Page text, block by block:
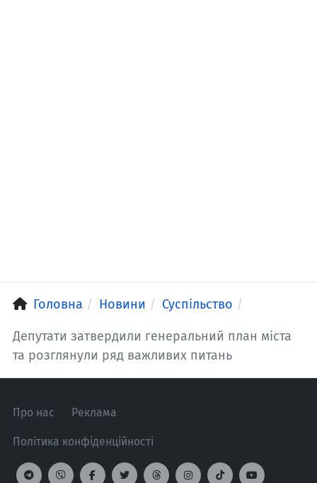
Головна Новини Суспільство
Депутати затвердили генеральний план міста
та розглянули ряд важливих питань
Про нас Реклама
Політика конфіденційності